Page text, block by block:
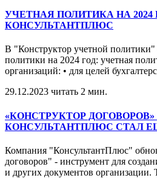
УЧЕТНАЯ ПОЛИТИКА НА 2024
КОНСУЛЬТАНТПЛЮС
В "Конструктор учетной
политики на 2024 год: учетная
организаций: • для целей
29.12.2023 читать 2 мин.
«КОНСТРУКТОР ДОГОВОРОВ»
КОНСУЛЬТАНТПЛЮС СТАЛ
Компания "КонсультантПлюс"
договоров" - инструмент для
и других документов организации.